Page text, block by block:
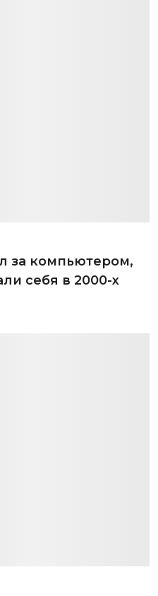
за компьютером,
себя в 2000-х